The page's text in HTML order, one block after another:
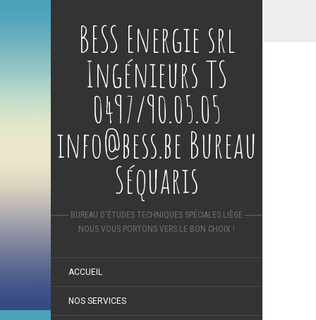
BESS Energie srl
Ingénieurs TS
0497/90.05.05
info@bess.be Bureau
Séquaris
-------- BUREAU D'ÉTUDES TECHNIQUES SPÉCIALES LIÈGE --------
NOUS VOUS PORTONS VERS LE BON CHOIX !
ACCUEIL
NOS SERVICES